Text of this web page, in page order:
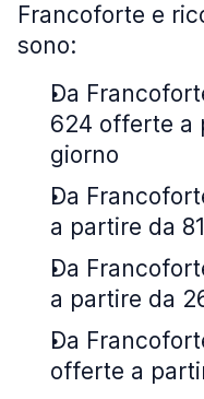
Francoforte e
sono:
Da
624 offerte a
giorno
Da
a partire da
Da
a partire da
Da
offerte a